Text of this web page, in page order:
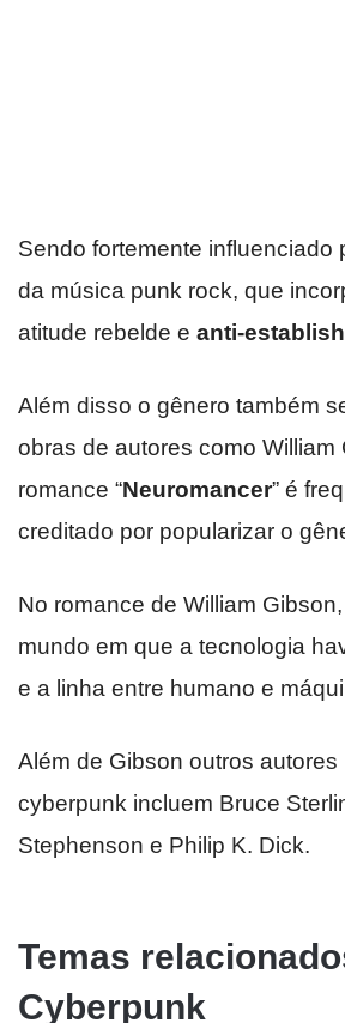
Sendo fortemente influenciado
da música punk rock, que
atitude rebelde e anti-
Além disso o gênero também
obras de autores como William
romance “Neuromancer” é
creditado por popularizar o
No romance de William
mundo em que a tecnologia
e a linha entre humano e
Além de Gibson outros autores
cyberpunk incluem Bruce
Stephenson e Philip K. Dick.
Temas
Cyberpunk